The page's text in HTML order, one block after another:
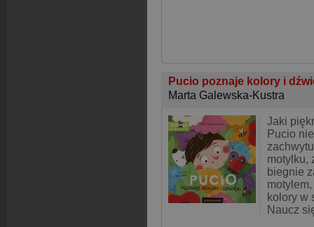
Pucio poznaje kolory i
Marta Galewska-Kustra
Jaki
Pucio
motylku,
biegnie
kolory w
Naucz